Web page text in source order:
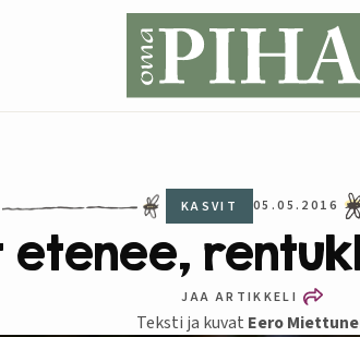
KASVIT 05.05.2016
etenee,
JAA ARTIKKELI
Teksti ja kuvat Eero